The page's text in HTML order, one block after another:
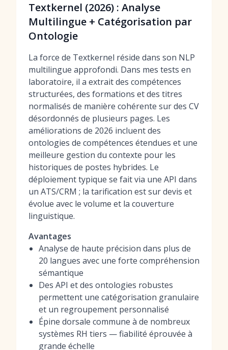
Textkernel (2026) : Analyse
Multilingue + Catégorisation par
Ontologie
La force de Textkernel réside dans son NLP
multilingue approfondi. Dans mes tests en
laboratoire, il a extrait des compétences
structurées, des formations et des titres
normalisés de manière cohérente sur des CV
désordonnés de plusieurs pages. Les
améliorations de 2026 incluent des
ontologies de compétences étendues et une
meilleure gestion du contexte pour les
historiques de postes hybrides. Le
déploiement typique se fait via une API dans
un ATS/CRM ; la tarification est sur devis et
évolue avec le volume et la couverture
linguistique.
Avantages
Analyse de haute précision dans plus de
20 langues avec une forte compréhension
sémantique
Des API et des ontologies robustes
permettent une catégorisation granulaire
et un regroupement personnalisé
Épine dorsale commune à de nombreux
systèmes RH tiers — fiabilité éprouvée à
grande échelle